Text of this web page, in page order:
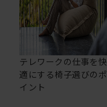
テレワークの仕事を快
適にする椅子選びのポ
イント